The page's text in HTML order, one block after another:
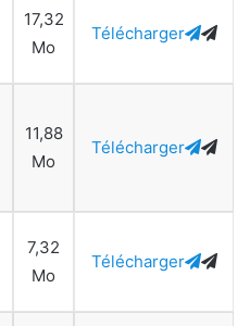
17,32
Mo
Télécharger
11,88
Mo
Télécharger
7,32
Mo
Télécharger